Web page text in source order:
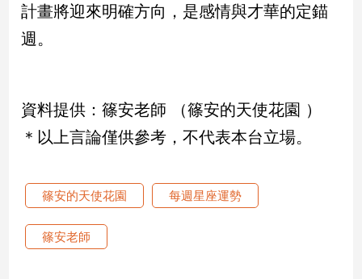
【我
的
計畫將迎來明確方向，是感情與才華的定錨
週。
資料提供：篠安老師 （篠安的天使花園 ）
＊以上言論僅供參考，不代表本台立場。
篠安的天使花園 每週星座運勢
篠安老師